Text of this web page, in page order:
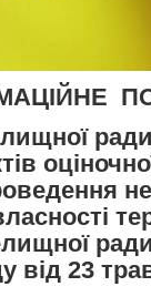
від 23